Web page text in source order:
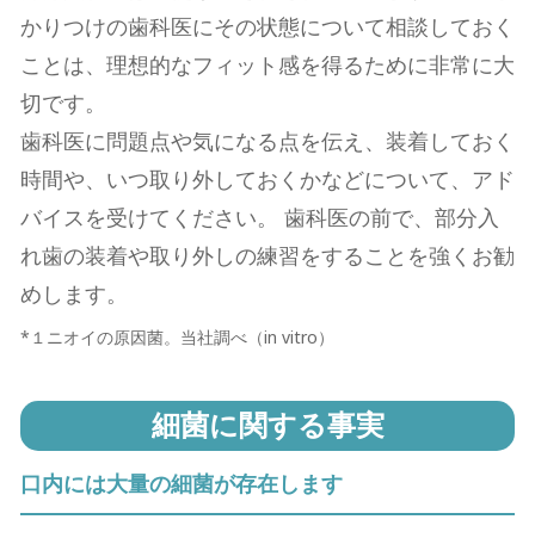
かりつけの⻭科医にその状態について相談しておく
ことは、理想的なフィット感を得るために⾮常に⼤
切です。
⻭科医に問題点や気になる点を伝え、装着しておく
時間や、いつ取り外しておくかなどについて、アド
バイスを受けてください。 ⻭科医の前で、部分⼊
れ⻭の装着や取り外しの練習をすることを強くお勧
めします。
*１ニオイの原因菌。当社調べ（in vitro）
細菌に関する事実
口内には⼤量の細菌が存在します